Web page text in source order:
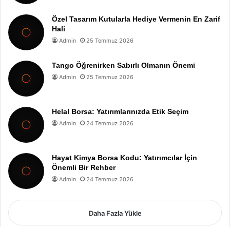
Özel Tasarım Kutularla Hediye Vermenin En Zarif
Hali
Admin 25 Temmuz 2026
Tango Öğrenirken Sabırlı Olmanın Önemi
Admin 25 Temmuz 2026
Helal Borsa: Yatırımlarınızda Etik Seçim
Admin 24 Temmuz 2026
Hayat Kimya Borsa Kodu: Yatırımcılar İçin
Önemli Bir Rehber
Admin 24 Temmuz 2026
Daha Fazla Yükle